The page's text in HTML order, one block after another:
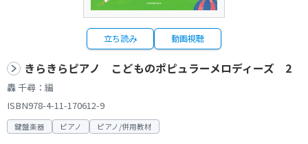
立ち読み 動画視聴
きらきらピアノ こどものポピュラーメロディーズ 2
轟 千尋：編
ISBN978-4-11-170612-9
鍵盤楽器 ピアノ ピアノ/併用教材